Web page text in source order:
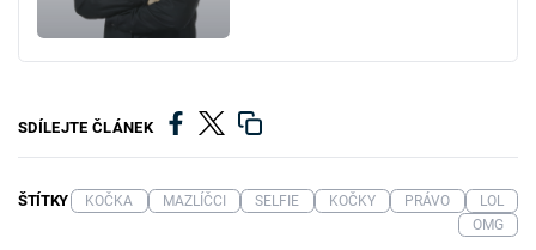
SDÍLEJTE ČLÁNEK
ŠTÍTKY KOČKA MAZLÍČCI SELFIE KOČKY PRÁVO
LOL
OMG